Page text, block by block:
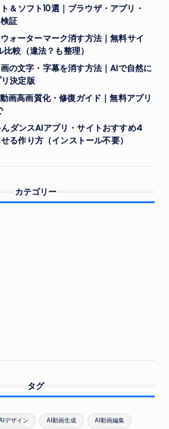
＆ソフト10選｜ブラウザ・アプリ・
証
ォーターマーク消す方法｜無料サイ
較（違法？も整理）
の文字・字幕を消す方法｜AIで自然に
決定版
画高画質化・修復ガイド｜無料アプリ
んダンスAIアプリ・サイトおすすめ4
る作り方（インストール不要）
カテゴリー
タグ
デザイン AI動画生成 AI動画編集